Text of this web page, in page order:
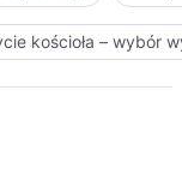
kościoła – wybór